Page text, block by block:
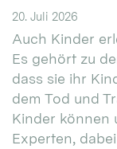
20. Juli 2026
Auch Kinder
Es gehört zu
dass sie ihr
dem Tod und
Kinder können
Experten,